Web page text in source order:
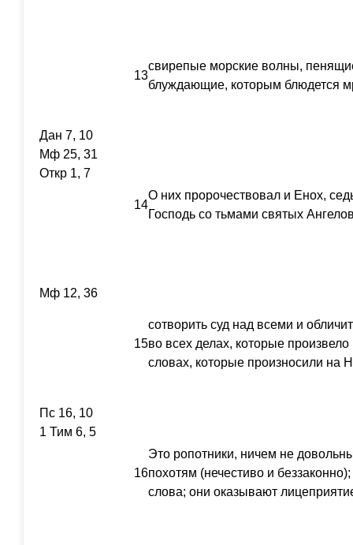
13
свирепые морские волны,
блуждающие, которым блюдется
Дан 7, 10
Мф 25, 31
Откр 1, 7
14
О них пророчествовал и Енох,
Господь со тьмами святых
Мф 12, 36
15
сотворить суд над всеми и
во всех делах, которые
словах, которые произносили на
Пс 16, 10
1 Тим 6, 5
16
Это ропотники, ничем не
похотям (нечестиво и
слова; они оказывают